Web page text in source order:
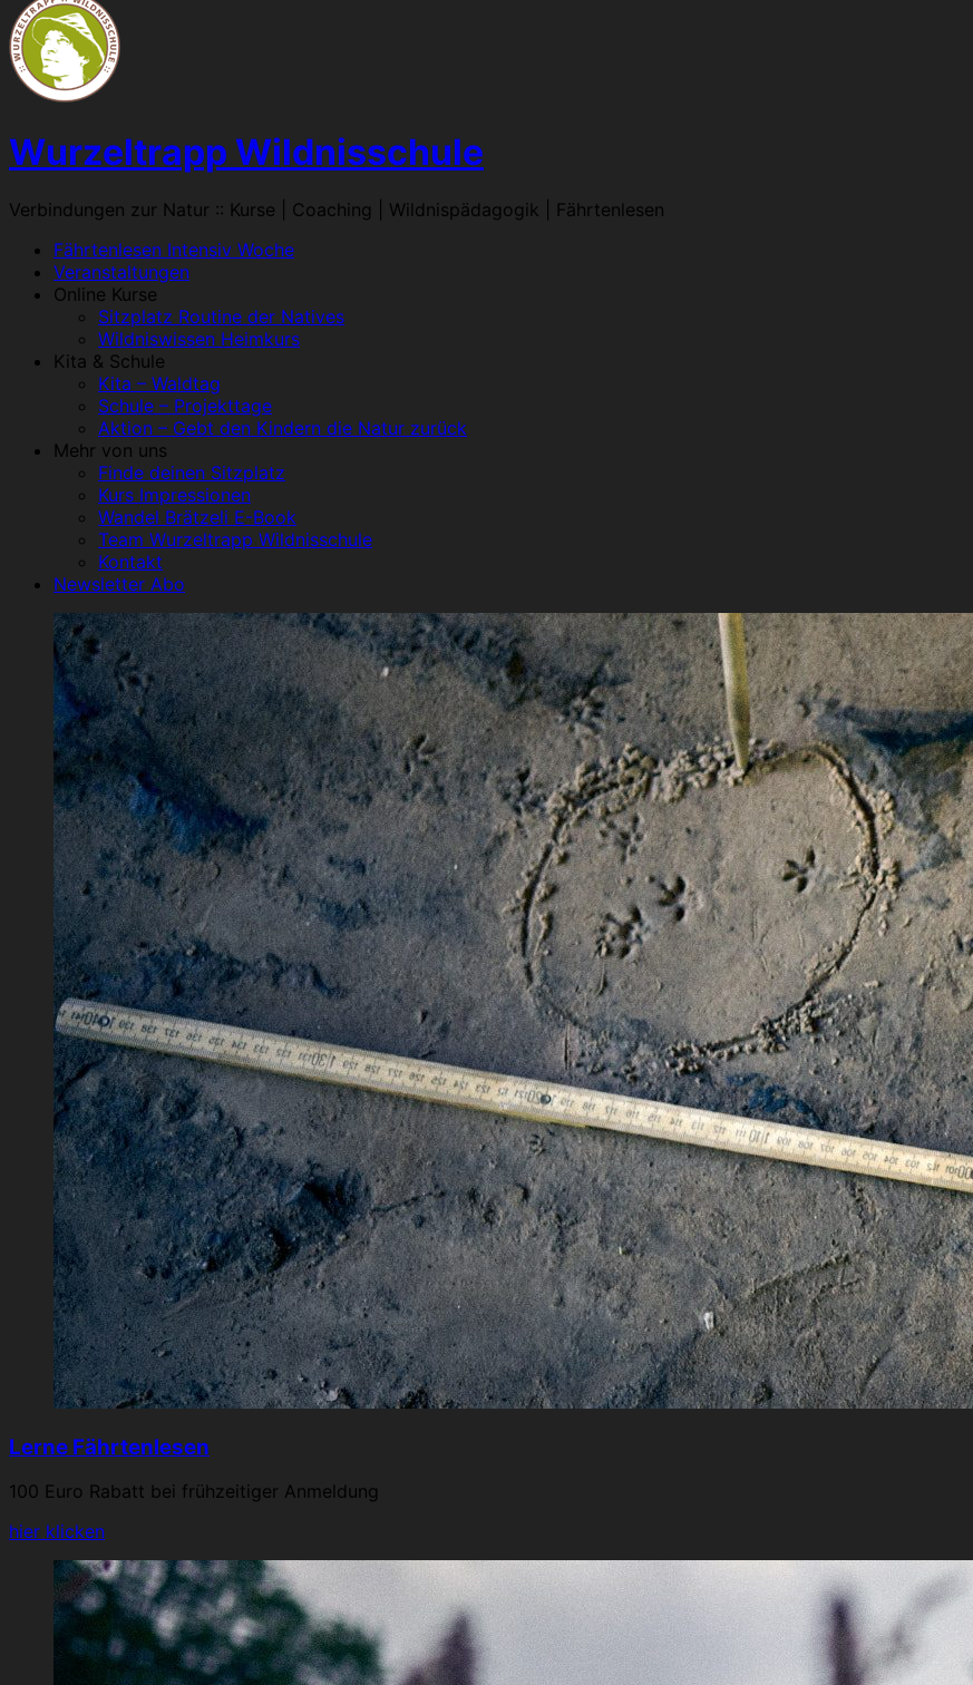
Wurzeltrapp Wildnisschule
Verbindungen zur Natur :: Kurse | Coaching | Wildnispädagogik | Fährtenlesen
Menü Fährtenlesen Intensiv Woche
Veranstaltungen
Online Kurse
Sitzplatz Routine der Natives
Wildniswissen Heimkurs
Kita & Schule
Kita – Waldtag
Schule – Projekttage
Aktion – Gebt den Kindern die Natur zurück
Mehr von uns
Finde deinen Sitzplatz
Kurs Impressionen
Wandel Brätzeli E-Book
Team Wurzeltrapp Wildnisschule
Kontakt
Newsletter Abo
Lerne Fährtenlesen
100 Euro Rabatt bei frühzeitiger Anmeldung
hier klicken